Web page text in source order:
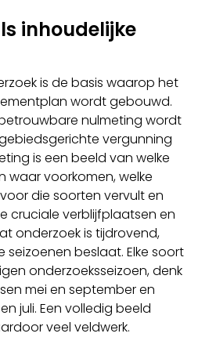
inhoudelijke
is de basis waarop het
wordt gebouwd.
nulmeting wordt
vergunning
is een beeld van welke
waar voorkomen, welke
die soorten vervult en
cruciale verblijfplaatsen en
onderzoek is tijdrovend,
beslaat. Elke soort
onderzoeksseizoen, denk
mei en september en
juli. Een volledig beeld
veel veldwerk.